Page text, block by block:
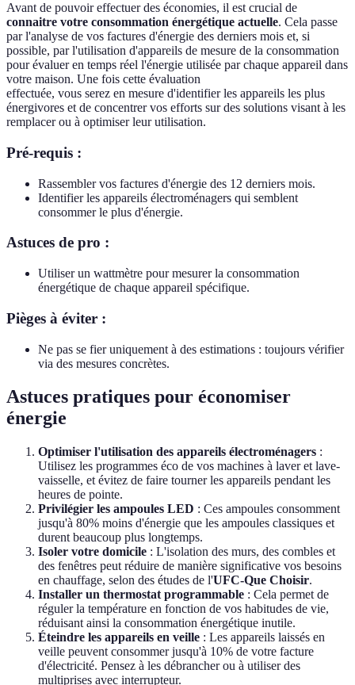
Avant de pouvoir effectuer des économies, il est crucial de
connaitre votre consommation énergétique actuelle. Cela passe
par l'analyse de vos factures d'énergie des derniers mois et, si
possible, par l'utilisation d'appareils de mesure de la consommation
pour évaluer en temps réel l'énergie utilisée par chaque appareil dans
votre maison. Une fois cette évaluation
effectuée, vous serez en mesure d'identifier les appareils les plus
énergivores et de concentrer vos efforts sur des solutions visant à les
remplacer ou à optimiser leur utilisation.
Pré-requis :
Rassembler vos factures d'énergie des 12 derniers mois.
Identifier les appareils électroménagers qui semblent
consommer le plus d'énergie.
Astuces de pro :
Utiliser un wattmètre pour mesurer la consommation
énergétique de chaque appareil spécifique.
Pièges à éviter :
Ne pas se fier uniquement à des estimations : toujours vérifier
via des mesures concrètes.
Astuces pratiques pour économiser
énergie
Optimiser l'utilisation des appareils électroménagers :
Utilisez les programmes éco de vos machines à laver et lave-
vaisselle, et évitez de faire tourner les appareils pendant les
heures de pointe.
Privilégier les ampoules LED : Ces ampoules consomment
jusqu'à 80% moins d'énergie que les ampoules classiques et
durent beaucoup plus longtemps.
Isoler votre domicile : L'isolation des murs, des combles et
des fenêtres peut réduire de manière significative vos besoins
en chauffage, selon des études de l'UFC-Que Choisir.
Installer un thermostat programmable : Cela permet de
réguler la température en fonction de vos habitudes de vie,
réduisant ainsi la consommation énergétique inutile.
Éteindre les appareils en veille : Les appareils laissés en
veille peuvent consommer jusqu'à 10% de votre facture
d'électricité. Pensez à les débrancher ou à utiliser des
multiprises avec interrupteur.